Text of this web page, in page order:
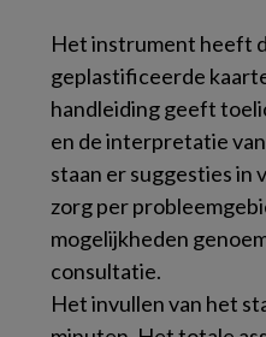
Het instrument heeft
geplastificeerde
handleiding geeft
en de interpretatie
staan er suggesties in
zorg per
mogelijkheden
consultatie.
Het invullen van het